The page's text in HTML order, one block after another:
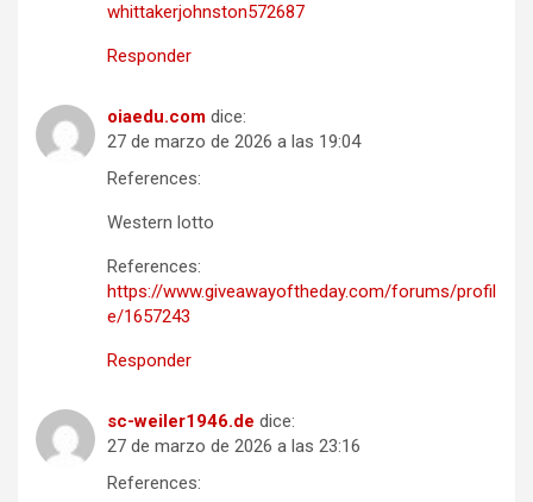
whittakerjohnston572687
Responder
oiaedu.com dice:
27 de marzo de 2026 a las 19:04
References:
Western lotto
References:
https://www.giveawayoftheday.com/forums/profil
e/1657243
Responder
sc-weiler1946.de dice:
27 de marzo de 2026 a las 23:16
References: